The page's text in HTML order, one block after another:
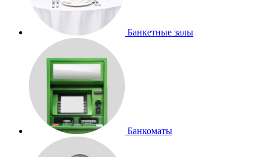
Банкетные залы
Банкоматы